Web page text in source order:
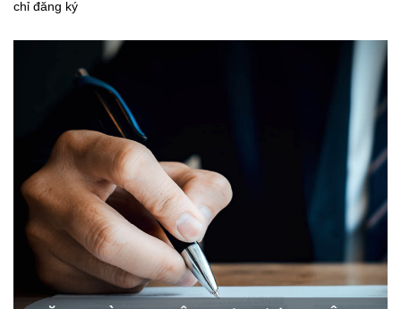
chỉ đăng ký